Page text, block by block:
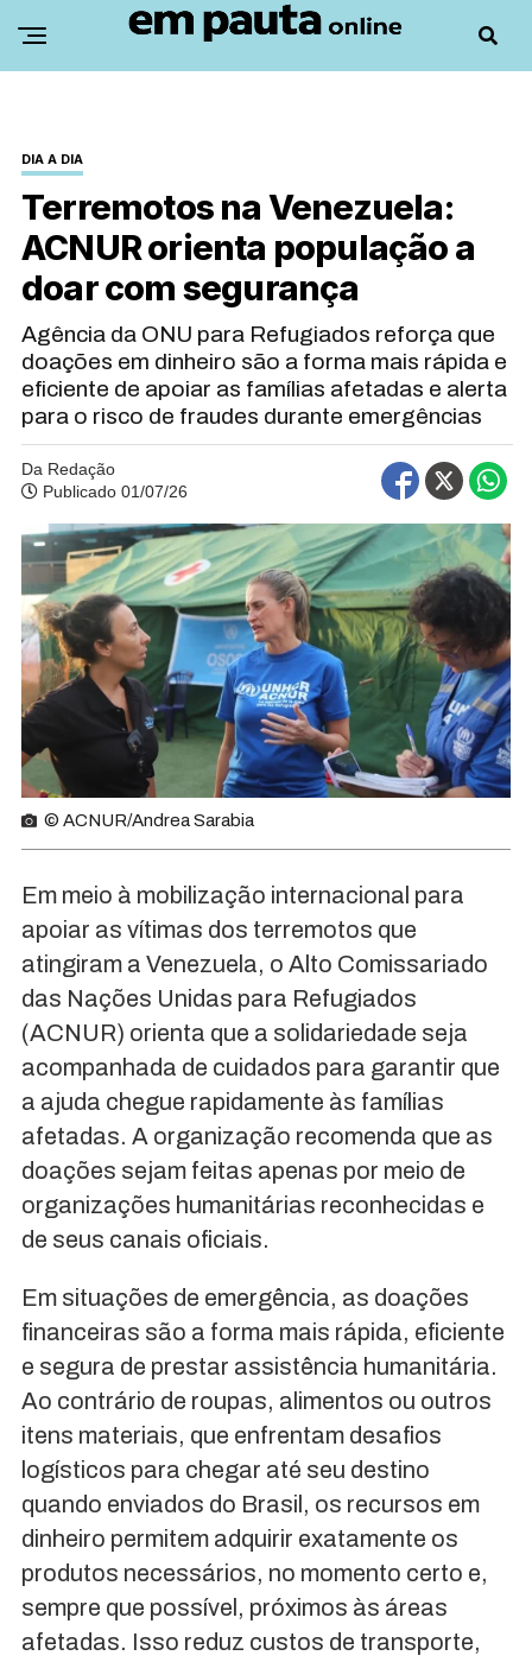
DIA A DIA
Terremotos na Venezuela:
ACNUR orienta população a
doar com segurança
Agência da ONU para Refugiados reforça que
doações em dinheiro são a forma mais rápida e
eficiente de apoiar as famílias afetadas e alerta
para o risco de fraudes durante emergências
Da Redação
Publicado 01/07/26
© ACNUR/Andrea Sarabia
Em meio à mobilização internacional para
apoiar as vítimas dos terremotos que
atingiram a Venezuela, o Alto Comissariado
das Nações Unidas para Refugiados
(ACNUR) orienta que a solidariedade seja
acompanhada de cuidados para garantir que
a ajuda chegue rapidamente às famílias
afetadas. A organização recomenda que as
doações sejam feitas apenas por meio de
organizações humanitárias reconhecidas e
de seus canais oficiais.
Em situações de emergência, as doações
financeiras são a forma mais rápida, eficiente
e segura de prestar assistência humanitária.
Ao contrário de roupas, alimentos ou outros
itens materiais, que enfrentam desafios
logísticos para chegar até seu destino
quando enviados do Brasil, os recursos em
dinheiro permitem adquirir exatamente os
produtos necessários, no momento certo e,
sempre que possível, próximos às áreas
afetadas. Isso reduz custos de transporte,